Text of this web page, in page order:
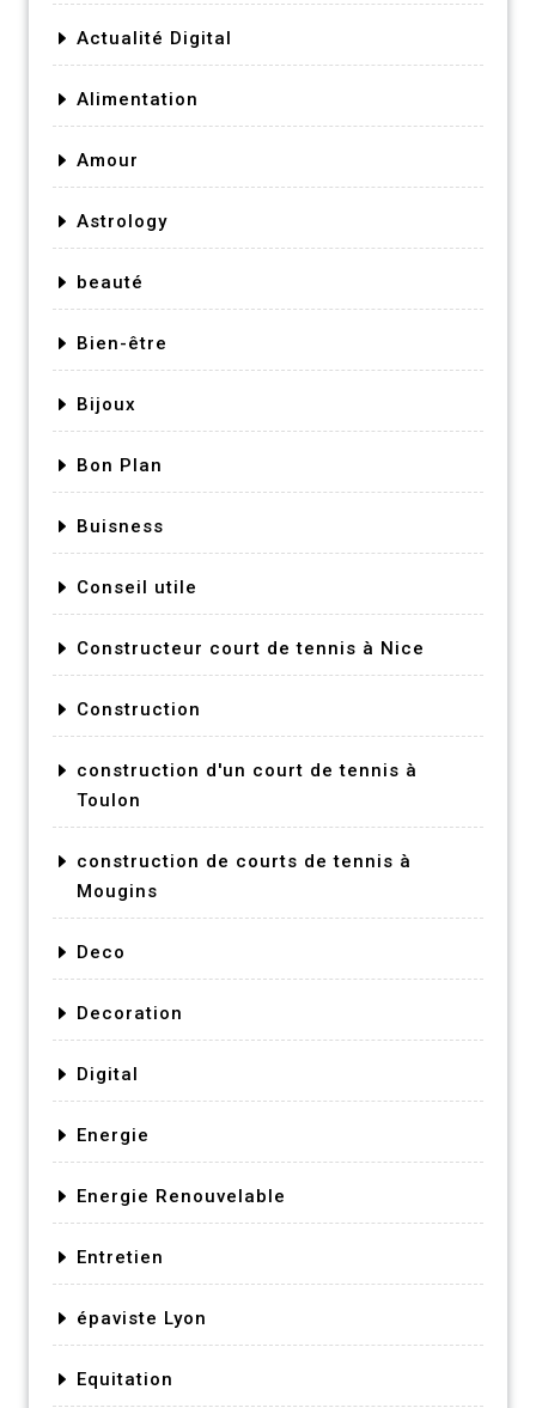
Actualité Digital
Alimentation
Amour
Astrology
beauté
Bien-être
Bijoux
Bon Plan
Buisness
Conseil utile
Constructeur court de tennis à Nice
Construction
construction d'un court de tennis à
Toulon
construction de courts de tennis à
Mougins
Deco
Decoration
Digital
Energie
Energie Renouvelable
Entretien
épaviste Lyon
Equitation